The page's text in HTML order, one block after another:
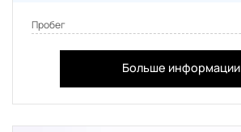
Пробег
Больше информации